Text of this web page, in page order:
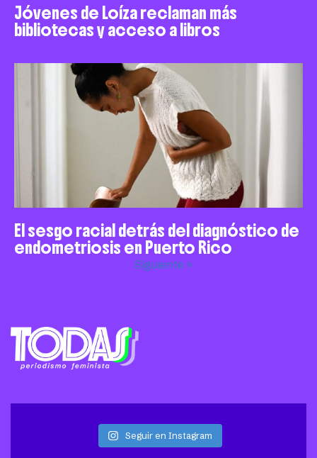
Jóvenes de Loíza reclaman más
bibliotecas y acceso a libros
El sesgo racial detrás del diagnóstico de
endometriosis en Puerto Rico
Siguiente »
Seguir en Instagram